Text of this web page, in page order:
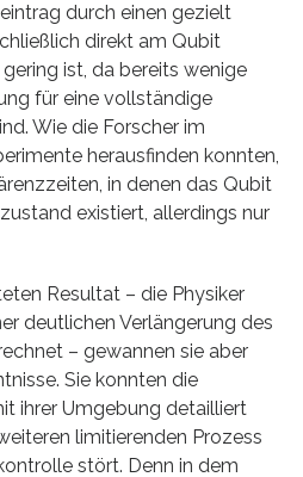
durch einen gezielt
direkt am Qubit
ist, da bereits wenige
für eine vollständige
Wie die Forscher im
herausfinden konnten,
in denen das Qubit
existiert, allerdings nur
Resultat – die Physiker
deutlichen Verlängerung des
– gewannen sie aber
Sie konnten die
ihrer Umgebung detailliert
limitierenden Prozess
stört. Denn in dem